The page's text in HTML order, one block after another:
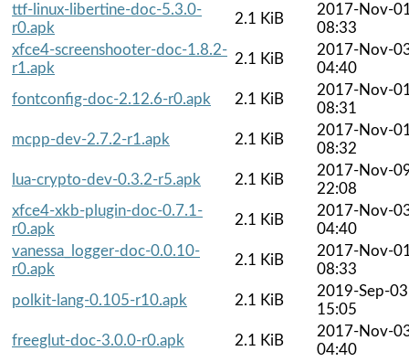
ttf-linux-libertine-doc-5.3.0-
r0.apk
2.1 KiB
2017-Nov-
08:33
xfce4-screenshooter-doc-1.8.2-
r1.apk
2.1 KiB
2017-Nov-
04:40
fontconfig-doc-2.12.6-r0.apk
2.1 KiB
2017-Nov-
08:31
mcpp-dev-2.7.2-r1.apk
2.1 KiB
2017-Nov-
08:32
lua-crypto-dev-0.3.2-r5.apk
2.1 KiB
2017-Nov-
22:08
xfce4-xkb-plugin-doc-0.7.1-
r0.apk
2.1 KiB
2017-Nov-
04:40
vanessa_logger-doc-0.0.10-
r0.apk
2.1 KiB
2017-Nov-
08:33
polkit-lang-0.105-r10.apk
2.1 KiB
2019-Sep-03
15:05
freeglut-doc-3.0.0-r0.apk
2.1 KiB
2017-Nov-
04:40